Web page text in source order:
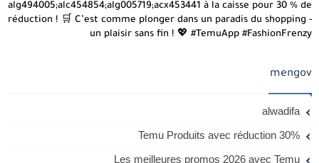
alg494005;alc454854;alg005719;acx453441 à la caisse pour 30 % de
réduction ! 🛒 C’est comme plonger dans un paradis du shopping -
un plaisir sans fin ! 💖 #TemuApp #FashionFrenzy
mengov
alwadifa
Temu Produits avec réduction 30%
Les meilleures promos 2026 avec Temu